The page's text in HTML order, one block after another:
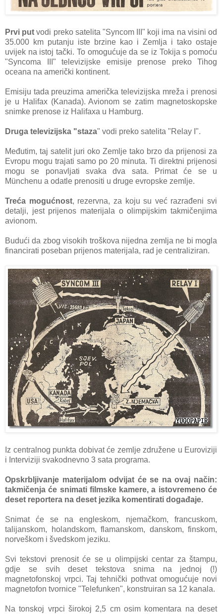
Prvi put vodi preko satelita "Syncom III" koji ima na visini od
35.000 km putanju iste brzine kao i Zemlja i tako ostaje
uvijek na istoj tački. To omogućuje da se iz Tokija s pomoću
"Syncoma III" televizijske emisije prenose preko Tihog
oceana na američki kontinent.
Emisiju tada preuzima američka televizijska mreža i prenosi
je u Halifax (Kanada). Avionom se zatim magnetoskopske
snimke prenose iz Halifaxa u Hamburg.
Druga televizijska "staza" vodi preko satelita "Relay I".
Međutim, taj satelit juri oko Zemlje tako brzo da prijenosi za
Evropu mogu trajati samo po 20 minuta. Ti direktni prijenosi
mogu se ponavljati svaka dva sata. Primat će se u
Münchenu a odatle prenositi u druge evropske zemlje.
Treća mogućnost, rezervna, za koju su već razrađeni svi
detalji, jest prijenos materijala o olimpijskim takmičenjima
avionom.
Budući da zbog visokih troškova nijedna zemlja ne bi mogla
financirati poseban prijenos materijala, rad je centraliziran.
Iz centralnog punkta dobivat će zemlje združene u Euroviziji
i Interviziji svakodnevno 3 sata programa.
Opskrbljivanje materijalom odvijat će se na ovaj način:
takmičenja će snimati filmske kamere, a istovremeno će
deset reportera na deset jezika komentirati događaje.
Snimat će se na engleskom, njemačkom, francuskom,
talijanskom, holandskom, flamanskom, danskom, finskom,
norveškom i švedskom jeziku.
Svi tekstovi prenosit će se u olimpijski centar za štampu,
gdje se svih deset tekstova snima na jednoj (!)
magnetofonskoj vrpci. Taj tehnički pothvat omogućuje novi
magnetofon tvornice "Telefunken", konstruiran sa 12 kanala.
Na tonskoj vrpci širokoj 2,5 cm osim komentara na deset